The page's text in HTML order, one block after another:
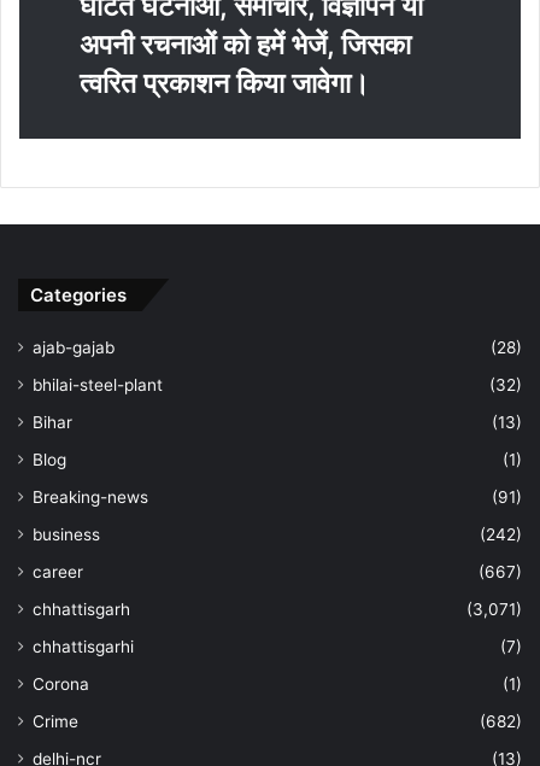
अपनी रचनाओं को हमें भेजें, जिसका
त्‍वरित प्रकाशन किया जावेगा।
Categories
ajab-gajab
(28)
bhilai-steel-plant
(32)
Bihar
(13)
Blog
(1)
Breaking-news
(91)
business
(242)
career
(667)
chhattisgarh
(3,071)
chhattisgarhi
(7)
Corona
(1)
Crime
(682)
delhi-ncr
(13)